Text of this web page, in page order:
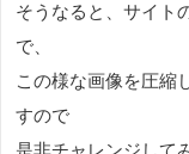
そうなると、サイト
で、
この様な画像を圧縮
すので